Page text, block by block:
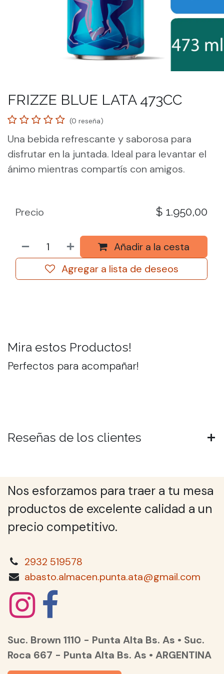
FRIZZE BLUE LATA 473CC
(0 reseña)
Una bebida refrescante y saborosa para
disfrutar en la juntada. Ideal para levantar el
ánimo mientras compartís con amigos.
Añadir a la cesta
Agregar a lista de deseos
Precio $ 1.950,00
Mira estos Productos!
Perfectos para acompañar!
Reseñas de los clientes
Nos esforzamos para traer a tu mesa
productos de excelente calidad a un
precio competitivo.
2932 519578
abasto.almacen.punta.ata@gmail.com
Suc. Brown 1110 - Punta Alta Bs. As • Suc.
Roca 667 - Punta Alta Bs. As • ARGENTINA